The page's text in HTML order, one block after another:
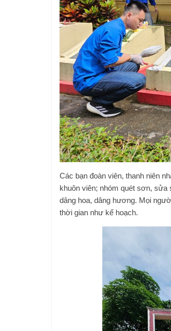
Các bạn đoàn viên, thanh niên
khuôn viên; nhóm quét sơn, sửa
dâng hoa, dâng hương. Mọi
thời gian như kế hoạch.